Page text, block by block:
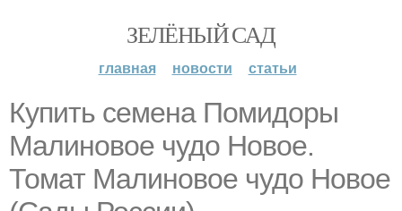
ЗЕЛЁНЫЙ САД
главная новости статьи
Купить семена Помидоры
Малиновое чудо Новое.
Томат Малиновое чудо Новое